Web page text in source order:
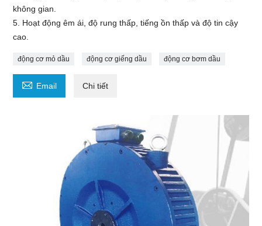
không gian.
5. Hoạt động êm ái, độ rung thấp, tiếng ồn thấp và độ tin cậy
cao.
động cơ mỏ dầu động cơ giếng dầu động cơ bơm dầu
 Email Chi tiết